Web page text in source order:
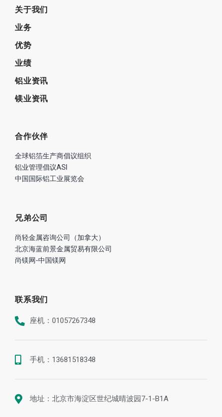
关于我们
业务
优势
业绩
铝业资讯
镁业资讯
合作伙伴
全球铝箔生产商倡议组织
铝业管理倡议ASI
中国国际铝工业展览会
兄弟公司
尚轻金属咨询公司（加拿大）
北京海蓝前景金属贸易有限公司
尚镁网-中国镁网
联系我们
座机：01057267348
手机：13681518348
地址：北京市海淀区世纪城晴波园7-1-B1A